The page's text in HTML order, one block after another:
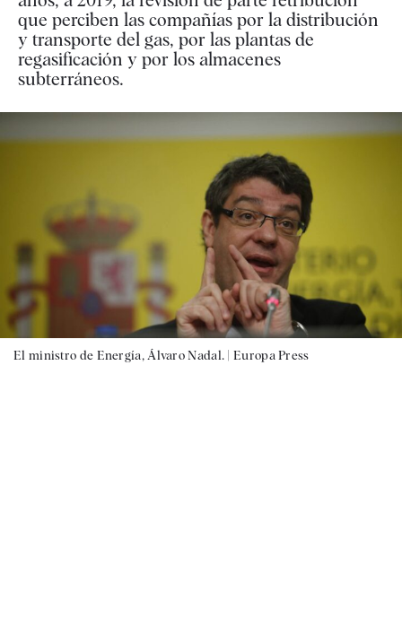
que perciben las compañías por la distribución
y transporte del gas, por las plantas de
regasificación y por los almacenes
subterráneos.
El ministro de Energía, Álvaro Nadal. |Europa Press